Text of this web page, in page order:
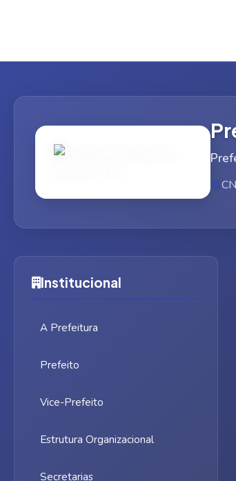
Institucional
A Prefeitura
Prefeito
Vice-Prefeito
Estrutura Organizacional
Secretarias